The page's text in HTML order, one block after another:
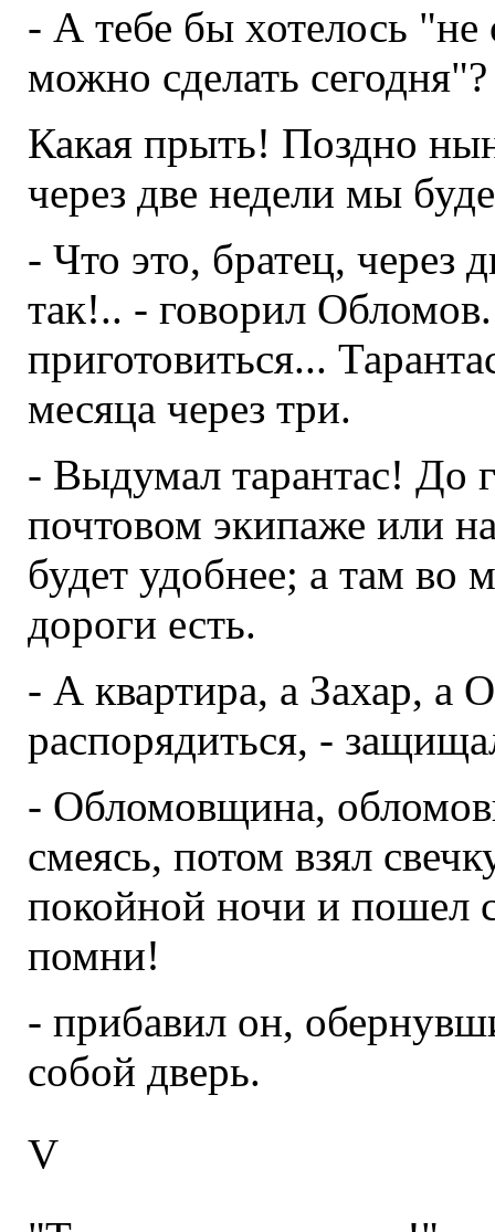
- А тебе бы хотелось "не
можно сделать сегодня"?
Какая прыть! Поздно
через две недели мы
- Что это, братец, через
так!.. - говорил
приготовиться...
месяца через три.
- Выдумал тарантас! До
почтовом экипаже или
будет удобнее; а там во
дороги есть.
- А квартира, а Захар, а
распорядиться, -
- Обломовщина,
смеясь, потом взял
покойной ночи и пошел
помни!
- прибавил он,
собой дверь.
V